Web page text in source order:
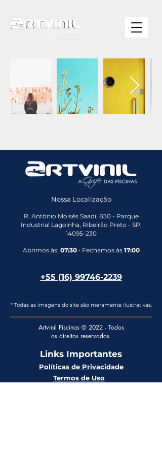
Nossa Localização
R. Antônio Moisés Saadi, 830 - Parque
Industrial Lagoinha, Ribeirão Preto - SP,
14095-230
Abrimos às: 07:30⋅ Fechamos às 17:00
+55 (16) 99746-2239
* Todas as imagens do site são meramente ilustrativas.
Artvinil Piscinas © 2022 - Todos
os direitos reservados.
Links Importantes
Políticas de Privacidade
Termos de Uso